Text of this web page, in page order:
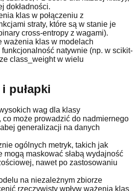
dokładności.
klas w połączeniu z
straty, które są w stanie je
cross-entropy z wagami).
ważenia klas w modelach
funkcjonalność natywnie (np. w scikit-
class_weight w wielu
pułapki
wag dla klasy
co może prowadzić do nadmiernego
generalizacji na danych
ogólnych metryk, takich jak
mogą maskować słabą wydajność
nawet po zastosowaniu
na niezależnym zbiorze
rzeczywisty wpływ ważenia klas